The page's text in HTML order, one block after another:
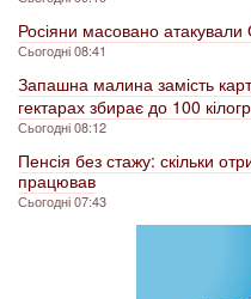
Росіяни масовано
Сьогодні 08:41
Запашна малина замість
гектарах збирає до 100
Сьогодні 08:12
Пенсія без стажу: скільки
працював
Сьогодні 07:43